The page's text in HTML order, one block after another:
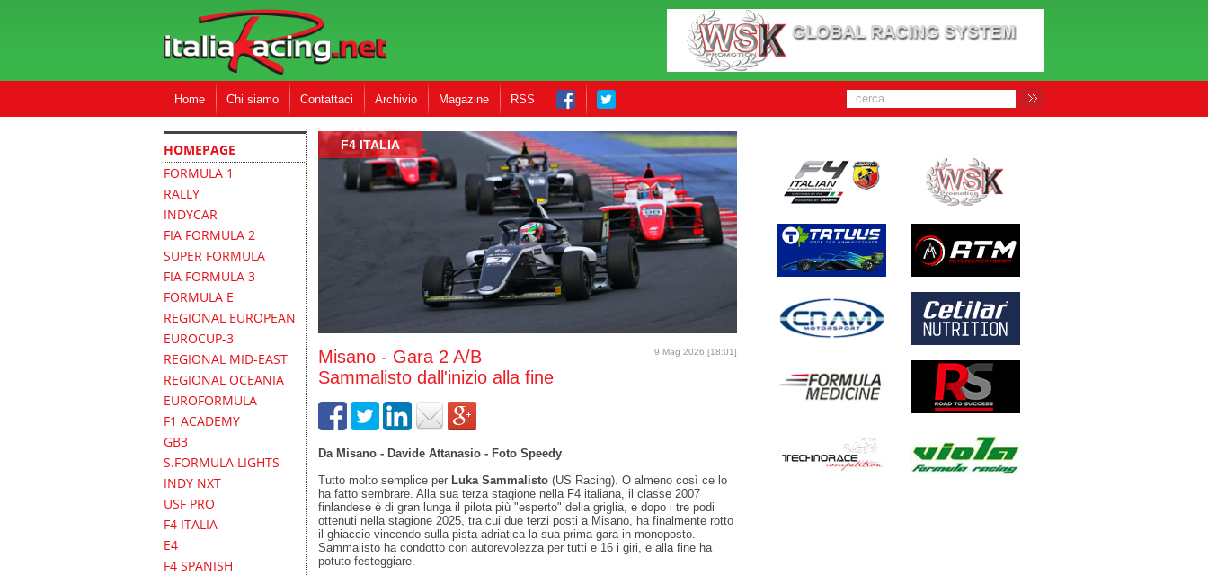
Home Chi siamo Contattaci Archivio Magazine RSS
HOMEPAGE
FORMULA 1
RALLY
INDYCAR
FIA FORMULA 2
SUPER FORMULA
FIA FORMULA 3
FORMULA E
REGIONAL EUROPEAN
EUROCUP-3
REGIONAL MID-EAST
REGIONAL OCEANIA
EUROFORMULA
F1 ACADEMY
GB3
S.FORMULA LIGHTS
INDY NXT
USF PRO
F4 ITALIA
E4
F4 SPANISH
F4 ITALIA
9 Mag 2026 [18:01]
Misano - Gara 2 A/B
Sammalisto dall'inizio alla fine
Da Misano - Davide Attanasio - Foto Speedy
Tutto molto semplice per Luka Sammalisto (US Racing). O almeno così ce lo
ha fatto sembrare. Alla sua terza stagione nella F4 italiana, il classe 2007
finlandese è di gran lunga il pilota più "esperto" della griglia, e dopo i tre podi
ottenuti nella stagione 2025, tra cui due terzi posti a Misano, ha finalmente rotto
il ghiaccio vincendo sulla pista adriatica la sua prima gara in monoposto.
Sammalisto ha condotto con autorevolezza per tutti e 16 i giri, e alla fine ha
potuto festeggiare.